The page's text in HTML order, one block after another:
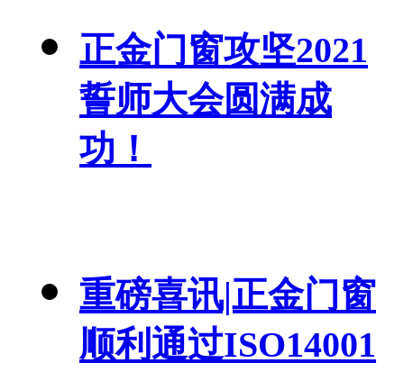
正金门窗攻坚2021
誓师大会圆满成
功！
重磅喜讯|正金门窗
顺利通过ISO14001